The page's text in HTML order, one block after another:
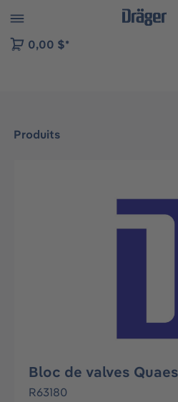
to B2B platform navigation
0,00 $*
Produits
Ignorer la galerie d'images
Bloc de valves
R63180